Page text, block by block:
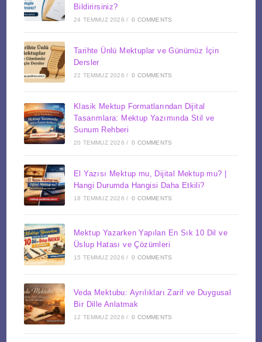
Bildirirsiniz?
24 TEMMUZ 2026 / 0 COMMENTS
Tarihte Ünlü Mektuplar ve Günümüz İçin
Dersler
22 TEMMUZ 2026 / 0 COMMENTS
Klasik Mektup Formatlarından Dijital
Tasarımlara: Mektup Yazımında Stil ve
Sunum Rehberi
20 TEMMUZ 2026 / 0 COMMENTS
El Yazısı Mektup mu, Dijital Mektup mu? |
Hangi Durumda Hangisi Daha Etkili?
18 TEMMUZ 2026 / 0 COMMENTS
Mektup Yazarken Yapılan En Sık 10 Dil ve
Üslup Hatası ve Çözümleri
15 TEMMUZ 2026 / 0 COMMENTS
Veda Mektubu: Ayrılıkları Zarif ve Duygusal
Bir Dille Anlatmak
12 TEMMUZ 2026 / 0 COMMENTS